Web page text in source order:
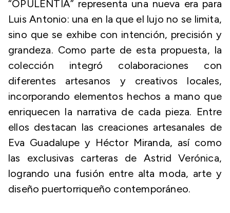
“OPULENTIA” representa una nueva era para
Luis Antonio: una en la que el lujo no se limita,
sino que se exhibe con intención, precisión y
grandeza. Como parte de esta propuesta, la
colección integró colaboraciones con
diferentes artesanos y creativos locales,
incorporando elementos hechos a mano que
enriquecen la narrativa de cada pieza. Entre
ellos destacan las creaciones artesanales de
Eva Guadalupe y Héctor Miranda, así como
las exclusivas carteras de Astrid Verónica,
logrando una fusión entre alta moda, arte y
diseño puertorriqueño contemporáneo.